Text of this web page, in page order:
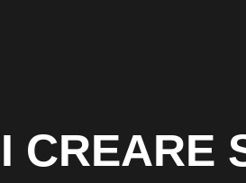
CREARE